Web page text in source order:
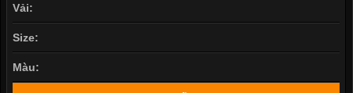
Vải:
Size:
Màu: